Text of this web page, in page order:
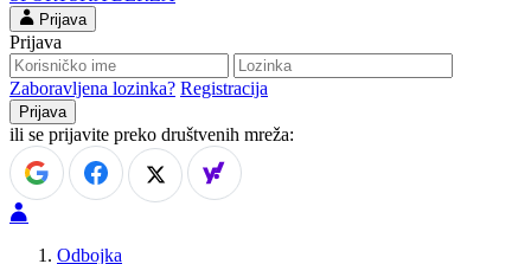
Prijava
Prijava
Zaboravljena lozinka? Registracija
ili se prijavite preko društvenih mreža:
Odbojka